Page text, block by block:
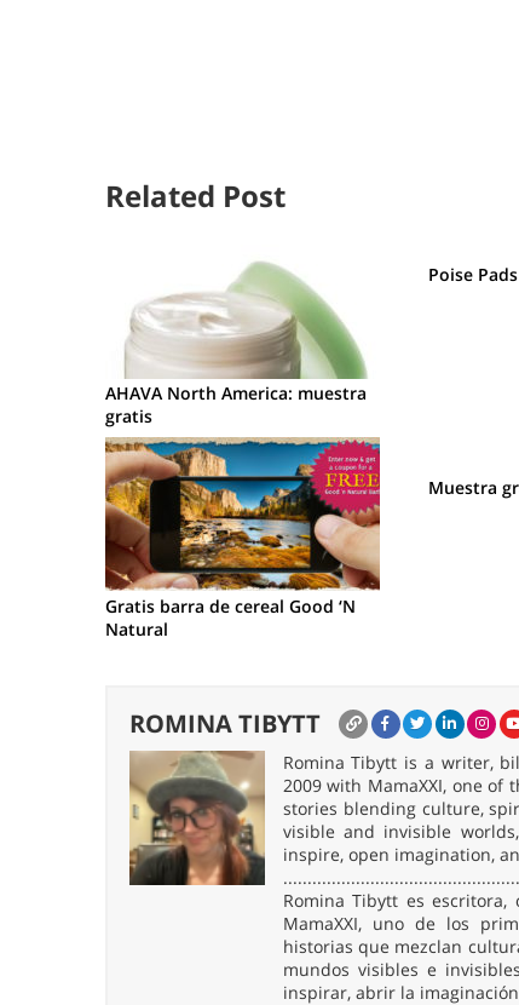
Related Post
AHAVA North America: muestra
gratis
Poise
Gratis barra de cereal Good ‘N
Natural
Muestra
ROMINA TIBYTT
Romina Tibytt is a writer,
2009 with MamaXXI, one of
stories blending culture,
visible and invisible
inspire, open imagination,
Romina Tibytt es
MamaXXI, uno de los
historias que mezclan
mundos visibles e
inspirar, abrir la